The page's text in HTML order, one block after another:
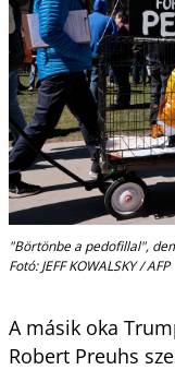
"Börtönbe a pedofillal",
Fotó: JEFF KOWALSKY / AFP
A másik oka
Robert Preuhs